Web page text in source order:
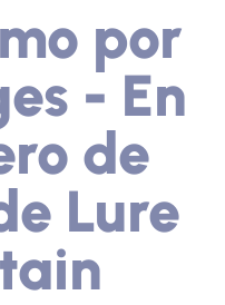
por
- En
de
Lure